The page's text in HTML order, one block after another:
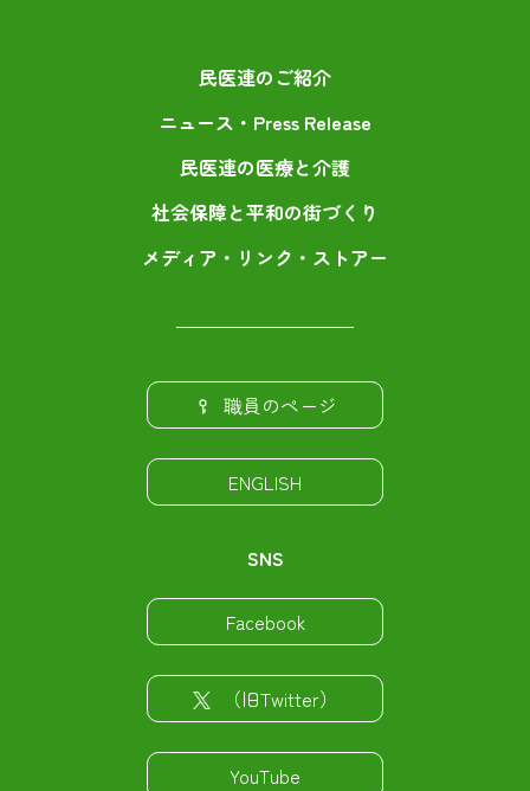
民医連のご紹介
ニュース・Press Release
民医連の医療と介護
社会保障と平和の街づくり
メディア・リンク・ストアー
職員のページ
ENGLISH
SNS
Facebook
（旧Twitter）
YouTube